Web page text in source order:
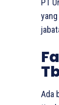
PT
Ada